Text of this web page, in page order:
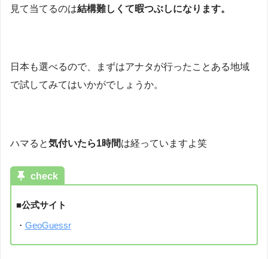
見て当てるのは結構難しくて暇つぶしになります。
日本も選べるので、まずはアナタが行ったことある地域
で試してみてはいかがでしょうか。
ハマると気付いたら1時間は経っていますよ笑
check
■公式サイト
・ GeoGuessr